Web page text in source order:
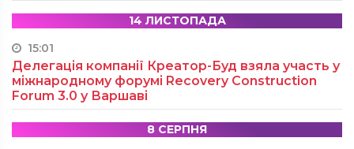
14 ЛИСТОПАДА
15:01
Делегація компанії Креатор-Буд взяла участь у
міжнародному форумі Recovery Construction
Forum 3.0 у Варшаві
8 СЕРПНЯ